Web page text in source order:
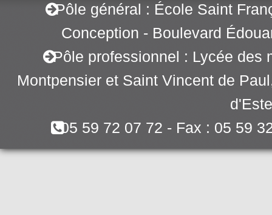
Pôle général : École Saint
Conception - Boulevard
Pôle professionnel : Lycée des
Montpensier et Saint Vincent de
05 59 72 07 72 - Fax : 05 59